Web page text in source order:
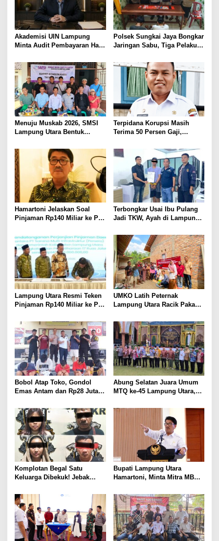
Akademisi UIN Lampung
Minta Audit Pembayaran Hak
Kepastian Hukum Tak Boleh
Berlarut
Polsek Sungkai Jaya Bongkar
Jaringan Sabu, Tiga Pelaku
Menuju Muskab 2026, SMSI
Lampung Utara Bentuk
Kepengurusan
Terpidana Korupsi Masih
Terima 50 Persen Gaji,
Tunggu Keputusan BKN
Hamartoni Jelaskan Soal
Pinjaman Rp140 Miliar ke PT
Perbaikan Jalan Butuh Waktu
Bertahun-tahun
Terbongkar Usai Ibu Pulang
Jadi TKW, Ayah di Lampung
Kandung Selama Empat
Tahun, Nyaris Diamuk Massa
Lampung Utara Resmi Teken
Pinjaman Rp140 Miliar ke PT
Jalan
UMKO Latih Peternak
Lampung Utara Racik Pakan
Kemarau dan Harga Pakan
Mahal
Bobol Atap Toko, Gondol
Emas Antam dan Rp28 Juta!
Bersama Reskrim Polsek
Kotabumi Kota Bekuk
Komplotan Curat
Abung Selatan Juara Umum
MTQ ke-45 Lampung Utara,
dengan Prestasi Gemilang
Komplotan Begal Satu
Keluarga Dibekuk! Jebak
Todong Airsoft Gun lalu
Gondol Motor
Bupati Lampung Utara
Hamartoni, Minta Mitra MBG
Anak Penerima Manfaat